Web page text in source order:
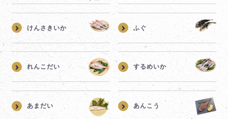
けんさきいか ふぐ
れんこだい するめいか
あまだい あんこう